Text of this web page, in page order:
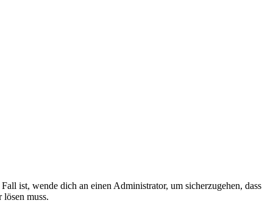
ist, wende dich an einen Administrator, um sicherzugehen, dass
muss.